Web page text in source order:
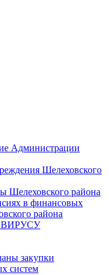
Администрации
Шелеховского
Шелеховского района
в финансовых
района
закупки
систем